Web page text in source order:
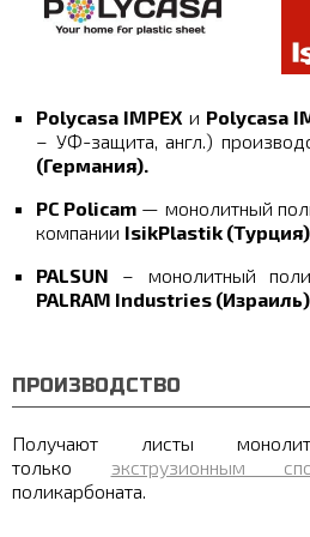
Polycasa IMPEX и Polycasa
– УФ-защита, англ.)
(Германия).
PC Policam — монолитный
компании IsikPlastik
PALSUN – монолитный
PALRAM Industries
ПРОИЗВОДСТВО
Получают листы
только экструзионным
поликарбоната.